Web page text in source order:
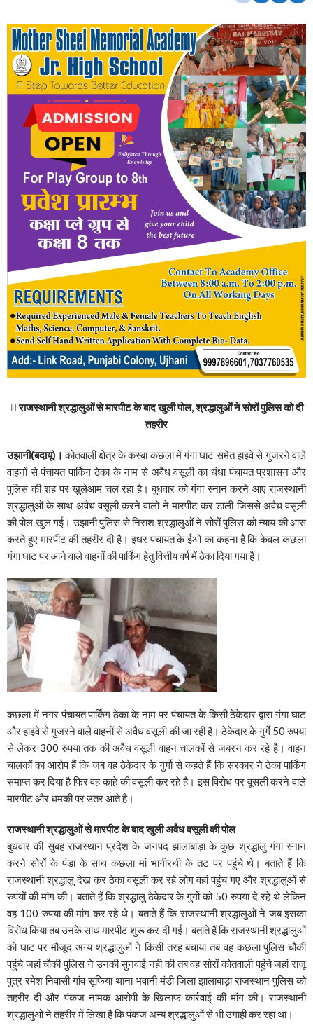
 राजस्थानी श्रद्धालुओं से मारपीट के बाद खुली पोल, श्रद्धालुओं ने सोरों पुलिस को दी
तहरीर
उझानी(बदायूं)। कोतवाली क्षेत्र के कस्बा कछला में गंगा घाट समेत हाइवे से गुजरने वाले
वाहनों से पंचायत पार्किंग ठेका के नाम से अवैध वसूली का धंधा पंचायत प्रशासन और
पुलिस की शह पर खुलेआम चल रहा है। बुधवार को गंगा स्नान करने आए राजस्थानी
श्रद्धालुओं के साथ अवैध वसूली करने वालो ने मारपीट कर डाली जिससे अवैध वसूली
की पोल खुल गई। उझानी पुलिस से निराश श्रद्धालुओं ने सोरों पुलिस को न्याय की आस
करते हुए मारपीट की तहरीर दी है। इधर पंचायत के ईओ का कहना हैं कि केवल कछला
गंगा घाट पर आने वाले वाहनों की पार्किंग हेतु वित्तीय वर्ष में ठेका दिया गया है।
कछला में नगर पंचायत पार्किंग ठेका के नाम पर पंचायत के किसी ठेकेदार द्वारा गंगा घाट
और हाइवे से गुजरने वाले वाहनों से अवैध वसूली की जा रही है। ठेकेदार के गुर्गे 50 रुपया
से लेकर 300 रुपया तक की अवैध वसूली वाहन चालकों से जबरन कर रहे है। वाहन
चालकों का आरोप हैं कि जब वह ठेकेदार के गुर्गो से कहते हैं कि सरकार ने ठेका पार्किंग
समाप्त कर दिया है फिर वह काहे की वसूली कर रहे है। इस विरोध पर वूसली करने वाले
मारपीट और धमकी पर उतर आते है।
राजस्थानी श्रद्धालुओं से मारपीट के बाद खुली अवैध वसूली की पोल
बुधवार की सुबह राजस्थान प्रदेश के जनपद झालाबाड़ा के कुछ श्रद्धालु गंगा स्नान
करने सोरों के पंडा के साथ कछला मां भागीरथी के तट पर पहुंचे थे। बताते हैं कि
राजस्थानी श्रद्धालु देख कर ठेका वसूली कर रहे लोग वहां पहुंच गए और श्रद्धालुओं से
रुपयों की मांग की। बताते हैं कि श्रद्धालु ठेकेदार के गुर्गो को 50 रुपया दे रहे थे लेकिन
वह 100 रुपया की मांग कर रहे थे। बताते हैं कि राजस्थानी श्रद्धालुओं ने जब इसका
विरोध किया तब उनके साथ मारपीट शुरू कर दी गई। बताते हैं कि राजस्थानी श्रद्धालुओं
को घाट पर मौजूद अन्य श्रद्धालुओं ने किसी तरह बचाया तब वह कछला पुलिस चौकी
पहुंचे जहां चौकी पुलिस ने उनकी सुनवाई नही की तब वह सोरों कोतवाली पहुंचे जहां राजू
पुत्र रमेश निवासी गांव सूफिया थाना भवानी मंडी जिला झालाबाड़ा राजस्थान पुलिस को
तहरीर दी और पंकज नामक आरोपी के खिलाफ कार्रवाई की मांग की। राजस्थानी
श्रद्धालुओं ने तहरीर में लिखा हैं कि पंकज अन्य श्रद्धालुओं से भी उगाही कर रहा था।